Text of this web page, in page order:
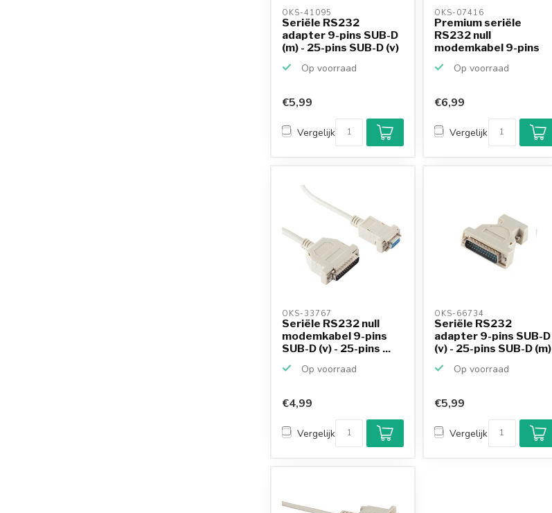
OKS-41095
Seriële RS232
adapter 9-pins SUB-D
(m) - 25-pins SUB-D (v)
Op voorraad
€5,99
Vergelijk
OKS-07416
Premium seriële
RS232 null
modemkabel 9-pins
Op voorraad
€6,99
Vergelijk
OKS-33767
Seriële RS232 null
modemkabel 9-pins
SUB-D (v) - 25-pins ...
Op voorraad
€4,99
Vergelijk
OKS-66734
Seriële RS232
adapter 9-pins SUB-D
(v) - 25-pins SUB-D (m)
Op voorraad
€5,99
Vergelijk